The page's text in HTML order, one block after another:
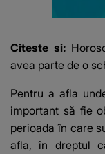
Citeste si:
avea parte de o
Pentru a afla
important să fie
perioada în care
afla, în dreptul